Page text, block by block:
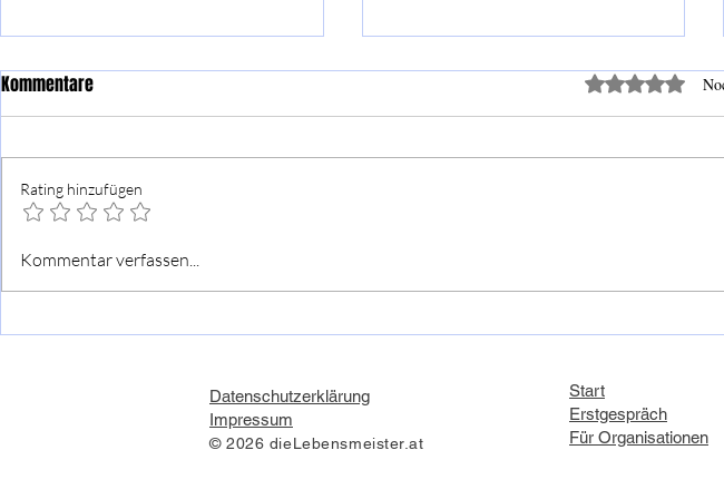
Wer kein Ziel hat, kann auch
keines erreichen.
und schlecht sind menschliche
Kommentare Mit 0 von 5
Rating hinzufügen
Kommentar verfassen...
Datenschutzerklärung
Impressum
© 2026 dieLebensmeister.at
Start
Erstgespräch​
Für Organisationen